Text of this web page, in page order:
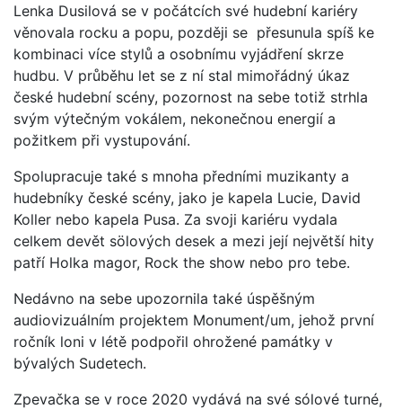
Lenka Dusilová se v počátcích své hudební kariéry
věnovala rocku a popu, později se přesunula spíš ke
kombinaci více stylů a osobnímu vyjádření skrze
hudbu. V průběhu let se z ní stal mimořádný úkaz
české hudební scény, pozornost na sebe totiž strhla
svým výtečným vokálem, nekonečnou energií a
požitkem při vystupování.
Spolupracuje také s mnoha předními muzikanty a
hudebníky české scény, jako je kapela Lucie, David
Koller nebo kapela Pusa. Za svoji kariéru vydala
celkem devět sölových desek a mezi její největší hity
patří Holka magor, Rock the show nebo pro tebe.
Nedávno na sebe upozornila také úspěšným
audiovizuálním projektem Monument/um, jehož první
ročník loni v létě podpořil ohrožené památky v
bývalých Sudetech.
Zpevačka se v roce 2020 vydává na své sólové turné,